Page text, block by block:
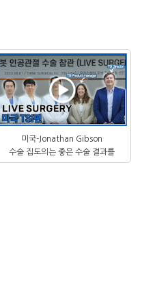
미국-Jonathan Gibson
수술 집도의는 좋은 수술 결과를
만들어내기 위해 열정을 다 한다고